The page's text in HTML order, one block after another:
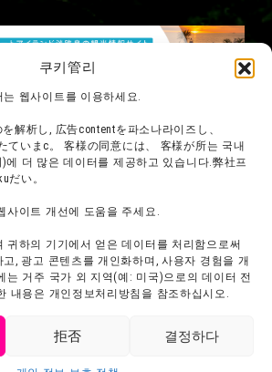
쿠키管리
웹사이트를 이용하세요.
解析し, 広告contentを파소나라이즈し、
ていまс。 客様の同意には、 客様が所는 국내
에 더 많은 데이터를 제공하고 있습니다.弊社프
だい。
사이트 개선에 도움을 주세요.
귀하의 기기에서 얻은 데이터를 처리함으로써
, 광고 콘텐츠를 개인화하며, 사용자 경험을 개
는 거주 국가 외 지역(예: 미국)으로의 데이터 전
내용은 개인정보처리방침을 참조하십시오.
拒否 결정하다
토 / 후타바샤・신에이・TV아사히・ADK
스콧트／集英社・테레비동쿄・ぴえろ
TM & © TOHO
PROJECT/BIRD STUDIO/SQUARE ENIX
進撃の巨人」The Final Season製제작委員会
겐노모리 주식회사. All Rights Reserved.